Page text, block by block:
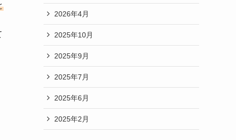
2026年4月
2025年10月
2025年9月
2025年7月
2025年6月
2025年2月